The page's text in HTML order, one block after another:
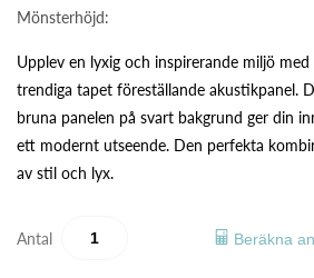
Mönsterhöjd:
Upplev en lyxig och inspirerande miljö med
trendiga tapet föreställande akustikpanel.
bruna panelen på svart bakgrund ger din
ett modernt utseende. Den perfekta
av stil och lyx.
Antal Beräkna